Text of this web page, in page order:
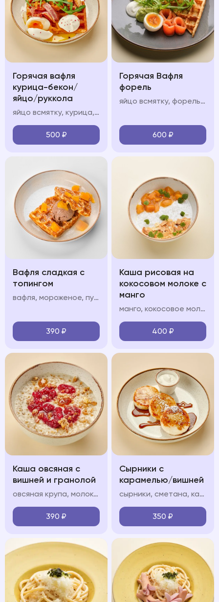
Горячая вафля
курица-бекон/
яйцо/руккола
яйцо всмятку, курица, авокадо мусс, крем фреш, руккола
500 ₽
Горячая Вафля
форель
яйцо всмятку, форель, авокадо мусс, крем фреш, руккола
600 ₽
Вафля сладкая с
топингом
вафля, мороженое, пудра, топинг: шоколад/карамель/клубника/вишня/манго
390 ₽
Каша рисовая на
кокосовом молоке с
манго
манго, кокосовое молоко, кокосовые лепестки
400 ₽
Каша овсяная с
вишней и гранолой
овсяная крупа, молоко, гранола, вишневый конфитюр
390 ₽
Сырники с
карамелью/вишней
сырники, сметана, карамель/вишневый конфитюр (на выбор), сахарная пудра
350 ₽